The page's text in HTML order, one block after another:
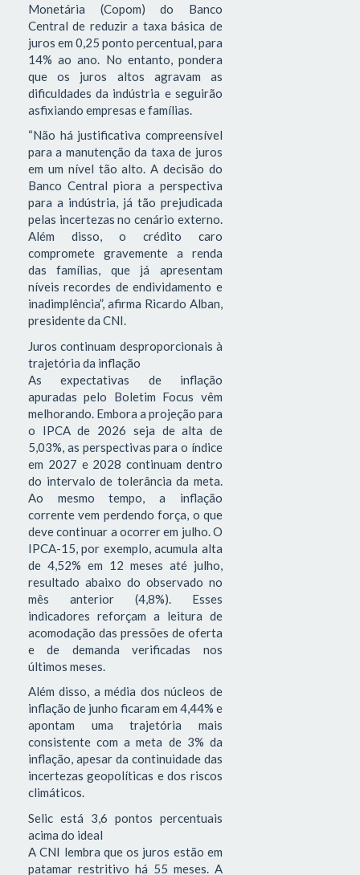
Monetária (Copom) do Banco
Central de reduzir a taxa básica de
juros em 0,25 ponto percentual, para
14% ao ano. No entanto, pondera
que os juros altos agravam as
dificuldades da indústria e seguirão
asfixiando empresas e famílias.
“Não há justificativa compreensível
para a manutenção da taxa de juros
em um nível tão alto. A decisão do
Banco Central piora a perspectiva
para a indústria, já tão prejudicada
pelas incertezas no cenário externo.
Além disso, o crédito caro
compromete gravemente a renda
das famílias, que já apresentam
níveis recordes de endividamento e
inadimplência”, afirma Ricardo Alban,
presidente da CNI.
Juros continuam desproporcionais à
trajetória da inflação
As expectativas de inflação
apuradas pelo Boletim Focus vêm
melhorando. Embora a projeção para
o IPCA de 2026 seja de alta de
5,03%, as perspectivas para o índice
em 2027 e 2028 continuam dentro
do intervalo de tolerância da meta.
Ao mesmo tempo, a inflação
corrente vem perdendo força, o que
deve continuar a ocorrer em julho. O
IPCA-15, por exemplo, acumula alta
de 4,52% em 12 meses até julho,
resultado abaixo do observado no
mês anterior (4,8%). Esses
indicadores reforçam a leitura de
acomodação das pressões de oferta
e de demanda verificadas nos
últimos meses.
Além disso, a média dos núcleos de
inflação de junho ficaram em 4,44% e
apontam uma trajetória mais
consistente com a meta de 3% da
inflação, apesar da continuidade das
incertezas geopolíticas e dos riscos
climáticos.
Selic está 3,6 pontos percentuais
acima do ideal
A CNI lembra que os juros estão em
patamar restritivo há 55 meses. A